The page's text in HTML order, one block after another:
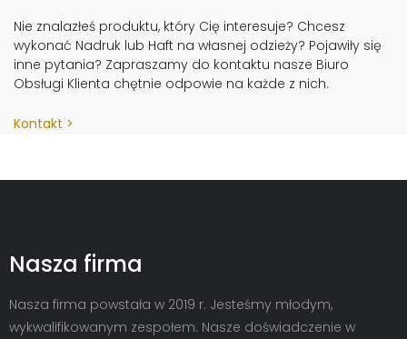
Nie znalazłeś produktu, który Cię interesuje? Chcesz
wykonać Nadruk lub Haft na własnej odzieży? Pojawiły się
inne pytania? Zapraszamy do kontaktu nasze Biuro
Obsługi Klienta chętnie odpowie na każde z nich.
Kontakt
Nasza firma
Nasza firma powstała w 2019 r. Jesteśmy młodym,
wykwalifikowanym zespołem. Nasze doświadczenie w